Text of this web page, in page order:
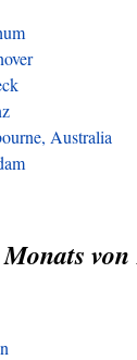
Australia